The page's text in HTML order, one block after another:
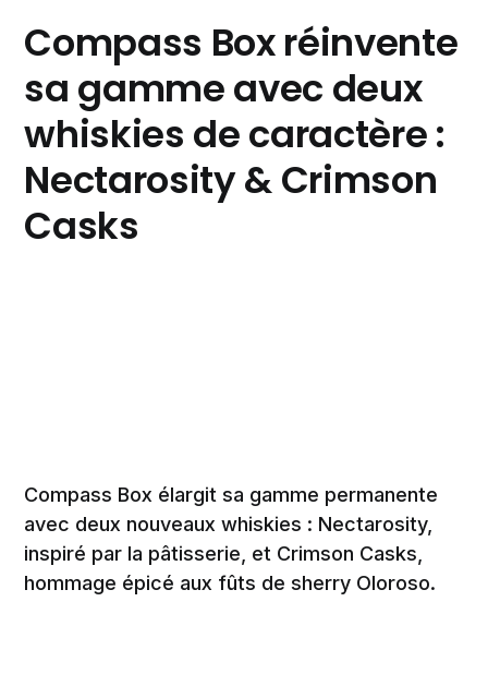
Compass Box réinvente
sa gamme avec deux
whiskies de caractère :
Nectarosity & Crimson
Casks
Compass Box élargit sa gamme permanente
avec deux nouveaux whiskies : Nectarosity,
inspiré par la pâtisserie, et Crimson Casks,
hommage épicé aux fûts de sherry Oloroso.